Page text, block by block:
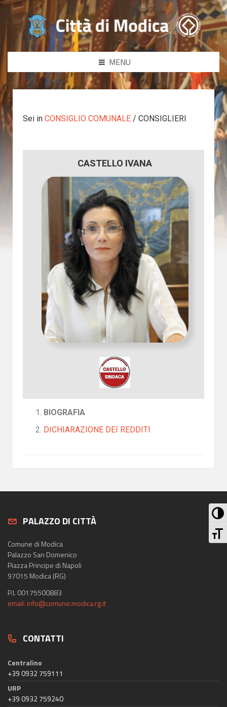
MENU
Sei in CONSIGLIO COMUNALE / CONSIGLIERI
CASTELLO IVANA
BIOGRAFIA
DICHIARAZIONE DEI REDDITI
PALAZZO DI CITTÀ
Comune di Modica
Palazzo San Domenico
Piazza Principe di Napoli
97015 Modica (RG)
P.I. 00175500883
email: info@comune.modica.rg.it
CONTATTI
Centralino
+39 0932 759111
URP
+39 0932 759240